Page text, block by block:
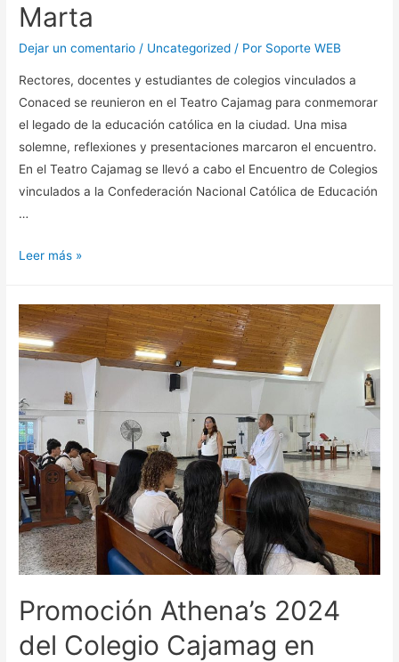
Marta
Dejar un comentario / Uncategorized / Por Soporte WEB
Rectores, docentes y estudiantes de colegios vinculados a
Conaced se reunieron en el Teatro Cajamag para conmemorar
el legado de la educación católica en la ciudad. Una misa
solemne, reflexiones y presentaciones marcaron el encuentro.
En el Teatro Cajamag se llevó a cabo el Encuentro de Colegios
vinculados a la Confederación Nacional Católica de Educación
…
Leer más »
Promoción Athena’s 2024
del Colegio Cajamag en